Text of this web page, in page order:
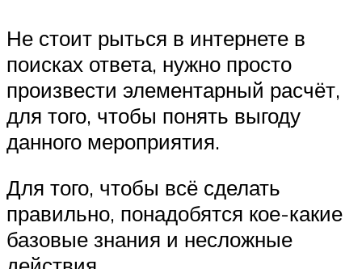
Не стоит рыться в интернете в
поисках ответа, нужно просто
произвести элементарный расчёт,
для того, чтобы понять выгоду
данного мероприятия.
Для того, чтобы всё сделать
правильно, понадобятся кое-какие
базовые знания и несложные